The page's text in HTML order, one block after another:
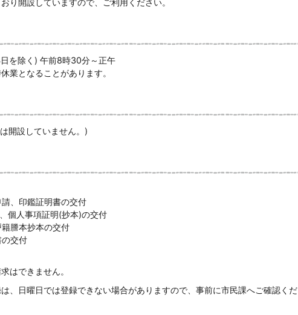
を除く) 午前8時30分～正午
業となることがあります。
開設していません。)
、印鑑証明書の交付
個人事項証明(抄本)の交付
謄本抄本の交付
の交付
はできません。
、日曜日では登録できない場合がありますので、事前に市民課へご確認くだ